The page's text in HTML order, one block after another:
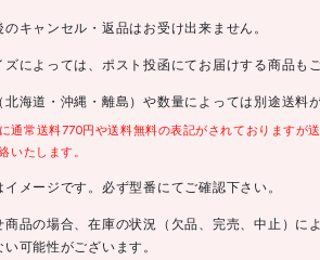
LEDLENSER P5 Core
502599
4058205028523
キャンセル・返品はお受け出来ません。
ズによっては、ポスト投函にてお届けする商品も
北海道・沖縄・離島）や数量によっては別途送料
通常送料770円や送料無料の表記がされておりますが送
いたします。
イメージです。必ず型番にてご確認下さい。
商品の場合、在庫の状況（欠品、完売、中止）に
可能性がございます。